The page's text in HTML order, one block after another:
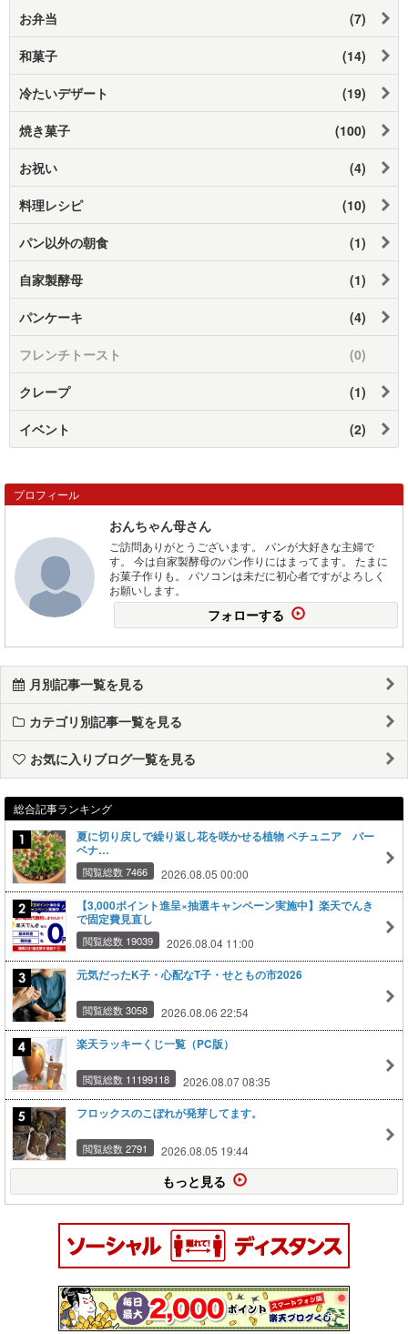
お弁当 (7)
和菓子 (14)
冷たいデザート (19)
焼き菓子 (100)
お祝い (4)
料理レシピ (10)
パン以外の朝食 (1)
自家製酵母 (1)
パンケーキ (4)
フレンチトースト (0)
クレープ (1)
イベント (2)
プロフィール
おんちゃん母さん
ご訪問ありがとうございます。 パンが大好きな主婦で
す。 今は自家製酵母のパン作りにはまってます。 たまに
お菓子作りも。 パソコンは未だに初心者ですがよろしく
お願いします。
フォローする
月別記事一覧を見る
カテゴリ別記事一覧を見る
お気に入りブログ一覧を見る
総合記事ランキング
夏に切り戻しで繰り返し花を咲かせる植物 ペチュニア バー
ベナ…
閲覧総数 7466 2026.08.05 00:00
【3,000ポイント進呈×抽選キャンペーン実施中】楽天でんき
で固定費見直し
閲覧総数 19039 2026.08.04 11:00
元気だったK子・心配なT子・せともの市2026
閲覧総数 3058 2026.08.06 22:54
楽天ラッキーくじ一覧（PC版）
閲覧総数 11199118 2026.08.07 08:35
フロックスのこぼれが発芽してます。
閲覧総数 2791 2026.08.05 19:44
もっと見る